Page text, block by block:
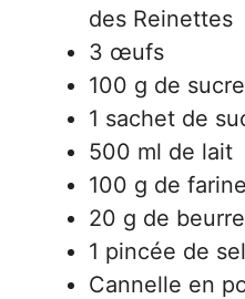
des Reinettes
3 œufs
100 g de sucre
1 sachet de
500 ml de lait
100 g de farine
20 g de
1 pincée de sel
Cannelle en